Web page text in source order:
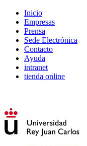
Inicio
Empresas
Prensa
Sede Electrónica
Contacto
Ayuda
intranet
tienda online